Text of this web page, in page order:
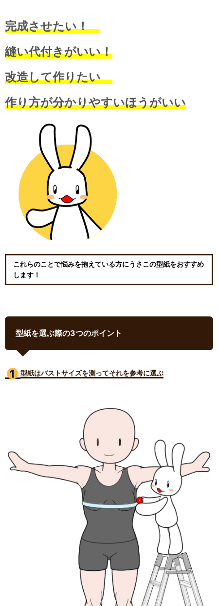
完成させたい！
縫い代付きがいい！
改造して作りたい
作り方が分かりやすいほうがいい
これらのことで悩みを抱えている方にうさこの型紙をおすすめ
します！
型紙を選ぶ際の3つのポイント
型紙はバストサイズを測ってそれを参考に選ぶ